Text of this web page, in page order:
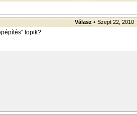
Válasz • Szept 22, 2010
topik?